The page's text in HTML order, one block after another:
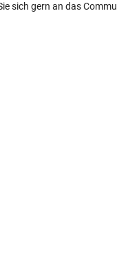
sich gern an das